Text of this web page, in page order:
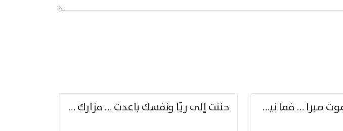
فصبرا في مجال الموت صبرا … فما نيل الخلود بمستطاع حننت إلى ريّا ونفسك باعدت … مزارك من ريّا وشعباكما معا